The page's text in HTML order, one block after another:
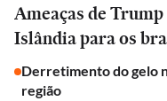
Ameaças de
Islândia para os
Derretimento do gelo
região